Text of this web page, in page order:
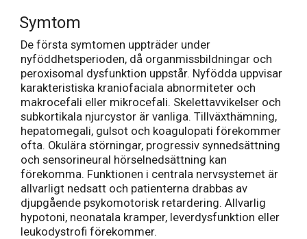
Symtom
De första symtomen uppträder under
nyföddhetsperioden, då organmissbildningar och
peroxisomal dysfunktion uppstår. Nyfödda uppvisar
karakteristiska kraniofaciala abnormiteter och
makrocefali eller mikrocefali. Skelettavvikelser och
subkortikala njurcystor är vanliga. Tillväxthämning,
hepatomegali, gulsot och koagulopati förekommer
ofta. Okulära störningar, progressiv synnedsättning
och sensorineural hörselnedsättning kan
förekomma. Funktionen i centrala nervsystemet är
allvarligt nedsatt och patienterna drabbas av
djupgående psykomotorisk retardering. Allvarlig
hypotoni, neonatala kramper, leverdysfunktion eller
leukodystrofi förekommer.